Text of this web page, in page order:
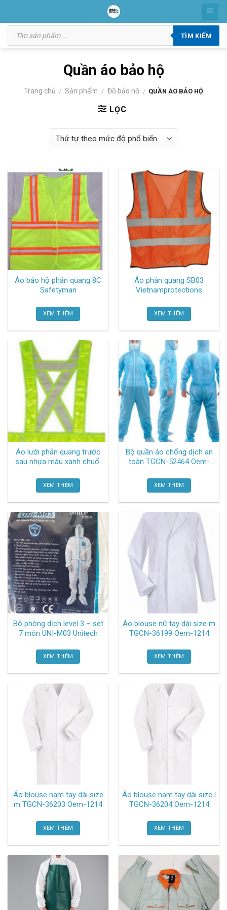
content
Tìm
kiếm
phẩm
TÌM KIẾM
Quần áo bảo hộ
Trang chủ / Sản phẩm / Đồ bảo hộ / QUẦN ÁO BẢO HỘ
LỌC
Áo bảo hộ phản quang 8C
Safetyman
XEM THÊM
Áo phản quang SB03
Vietnamprotections
XEM THÊM
Áo lưới phản quang trước
sau nhựa màu xanh chuối
XEM THÊM
Bộ quần áo chống dịch an
toàn TGCN-52464 Oem-
XEM THÊM
Bộ phòng dịch level 3 – set
7 món UNI-M03 Unitech
XEM THÊM
Áo blouse nữ tay dài size m
TGCN-36199 Oem-1214
XEM THÊM
Áo blouse nam tay dài size
m TGCN-36203 Oem-1214
XEM THÊM
Áo blouse nam tay dài size l
TGCN-36204 Oem-1214
XEM THÊM